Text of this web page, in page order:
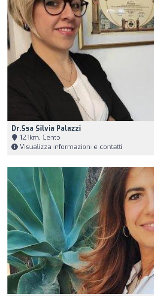
Dr.ssa Silvia Palazzi
12,1km, Cento
Visualizza informazioni e contatti